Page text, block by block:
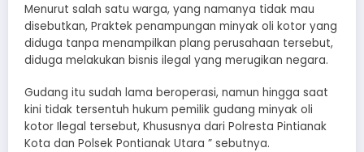
Menurut salah satu warga, yang namanya tidak mau
disebutkan, Praktek penampungan minyak oli kotor yang
diduga tanpa menampilkan plang perusahaan tersebut,
diduga melakukan bisnis ilegal yang merugikan negara.
Gudang itu sudah lama beroperasi, namun hingga saat
kini tidak tersentuh hukum pemilik gudang minyak oli
kotor Ilegal tersebut, Khususnya dari Polresta Pintianak
Kota dan Polsek Pontianak Utara ” sebutnya.